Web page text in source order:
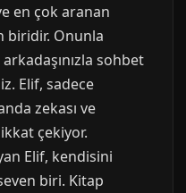
en çok aranan
biridir. Onunla
sohbet
Elif, sadece
zekası ve
çekiyor.
Elif, kendisini
biri. Kitap